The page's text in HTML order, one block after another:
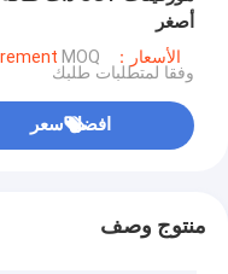
أصغر
الأسعار：According to your order requirement
وفقا لمتطلبات طلبك
افضل سعر
منتوج وصف